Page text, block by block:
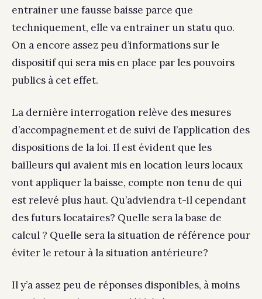
entrainer une fausse baisse parce que
techniquement, elle va entrainer un statu quo.
On a encore assez peu d’informations sur le
dispositif qui sera mis en place par les pouvoirs
publics à cet effet.
La dernière interrogation relève des mesures
d’accompagnement et de suivi de l’application des
dispositions de la loi. Il est évident que les
bailleurs qui avaient mis en location leurs locaux
vont appliquer la baisse, compte non tenu de qui
est relevé plus haut. Qu’adviendra t-il cependant
des futurs locataires? Quelle sera la base de
calcul ? Quelle sera la situation de référence pour
éviter le retour à la situation antérieure?
Il y’a assez peu de réponses disponibles, à moins